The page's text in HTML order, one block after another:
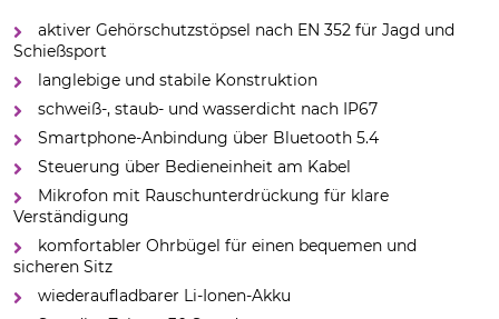
aktiver Gehörschutzstöpsel nach EN 352 für Jagd und
Schießsport
langlebige und stabile Konstruktion
schweiß-, staub- und wasserdicht nach IP67
Smartphone-Anbindung über Bluetooth 5.4
Steuerung über Bedieneinheit am Kabel
Mikrofon mit Rauschunterdrückung für klare
Verständigung
komfortabler Ohrbügel für einen bequemen und
sicheren Sitz
wiederaufladbarer Li-Ionen-Akku